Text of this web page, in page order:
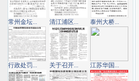
常州金坛... 清江浦区... 泰州大桥...
行政处罚... 关于召开... 江苏华国...